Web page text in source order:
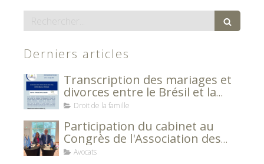
Derniers articles
Transcription des mariages et
divorces entre le Brésil et la
France
Droit de la famille
Participation du cabinet au
Congrès de l'Association des
Avocats Européens
Avocats